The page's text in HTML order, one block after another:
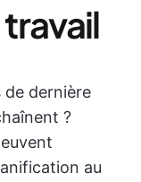
de dernière
?
au